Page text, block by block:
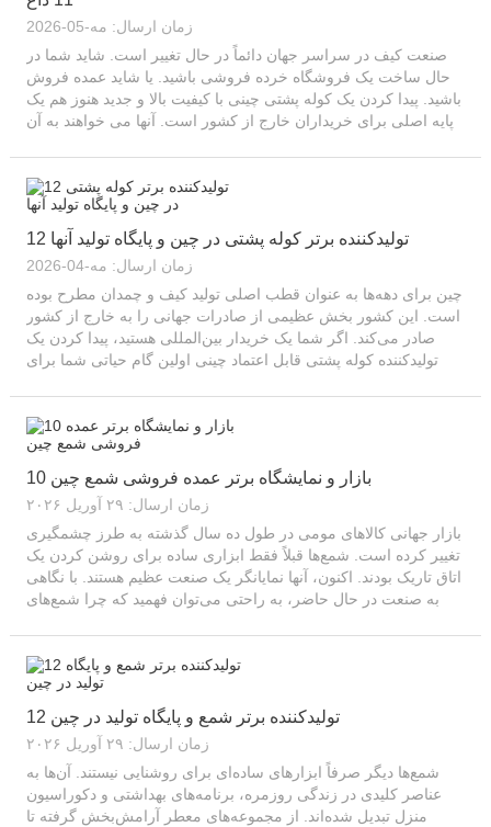
زمان ارسال: مه-05-2026
صنعت کیف در سراسر جهان دائماً در حال تغییر است. شاید شما در
حال ساخت یک فروشگاه خرده فروشی باشید. یا شاید عمده فروش
باشید. پیدا کردن یک کوله پشتی چینی با کیفیت بالا و جدید هنوز هم یک
پایه اصلی برای خریداران خارج از کشور است. آنها می خواهند به آن
12 تولیدکننده برتر کوله پشتی در چین و پایگاه تولید آنها
زمان ارسال: مه-04-2026
چین برای دهه‌ها به عنوان قطب اصلی تولید کیف و چمدان مطرح بوده
است. این کشور بخش عظیمی از صادرات جهانی را به خارج از کشور
صادر می‌کند. اگر شما یک خریدار بین‌المللی هستید، پیدا کردن یک
تولیدکننده کوله پشتی قابل اعتماد چینی اولین گام حیاتی شما برای
10 بازار و نمایشگاه برتر عمده فروشی شمع چین
زمان ارسال: ۲۹ آوریل ۲۰۲۶
بازار جهانی کالاهای مومی در طول ده سال گذشته به طرز چشمگیری
تغییر کرده است. شمع‌ها قبلاً فقط ابزاری ساده برای روشن کردن یک
اتاق تاریک بودند. اکنون، آنها نمایانگر یک صنعت عظیم هستند. با نگاهی
به صنعت در حال حاضر، به راحتی می‌توان فهمید که چرا شمع‌های
12 تولیدکننده برتر شمع و پایگاه تولید در چین
زمان ارسال: ۲۹ آوریل ۲۰۲۶
شمع‌ها دیگر صرفاً ابزارهای ساده‌ای برای روشنایی نیستند. آن‌ها به
عناصر کلیدی در زندگی روزمره، برنامه‌های بهداشتی و دکوراسیون
منزل تبدیل شده‌اند. از مجموعه‌های معطر آرامش‌بخش گرفته تا